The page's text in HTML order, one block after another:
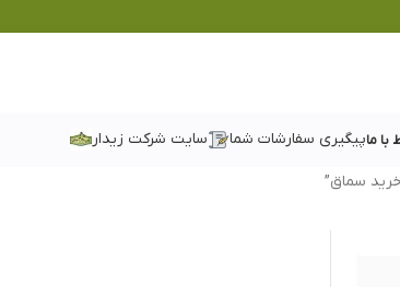
با ماپیگیری سفارشات شما سایت شرکت زیدار
سماق”